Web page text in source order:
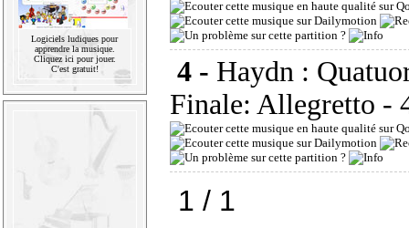
Logiciels ludiques pour
apprendre la musique.
Cliquez ici pour jouer.
C'est gratuit!
4 - Haydn :
Finale: Allegretto -
1 / 1